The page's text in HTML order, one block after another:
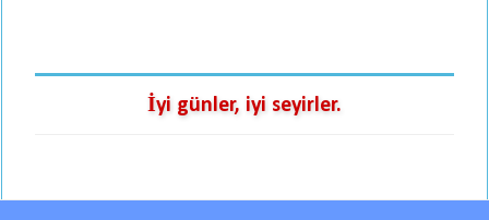
İyi günler, iyi seyirler.